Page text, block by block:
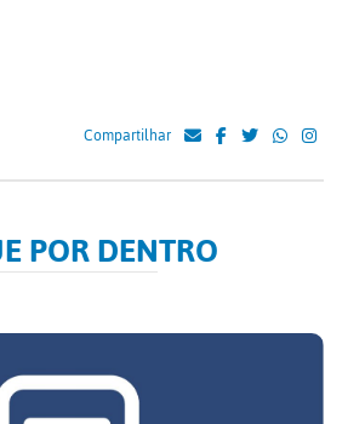
Compartilhar
POR DENTRO